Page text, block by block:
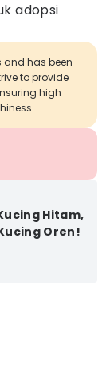
adopsi
and has been
to provide
high
Hitam,
Oren!